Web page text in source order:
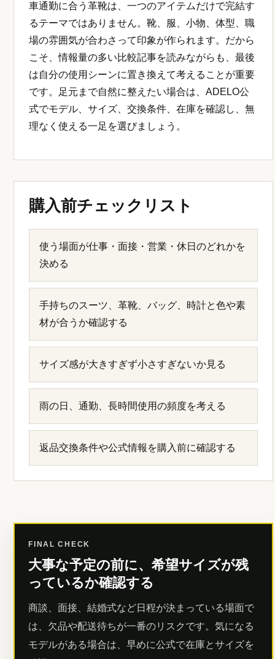
車通勤に合う革靴は、一つのアイテムだけで完結す
るテーマではありません。靴、服、小物、体型、職
場の雰囲気が合わさって印象が作られます。だから
こそ、情報量の多い比較記事を読みながらも、最後
は自分の使用シーンに置き換えて考えることが重要
です。足元まで自然に整えたい場合は、ADELO公
式でモデル、サイズ、交換条件、在庫を確認し、無
理なく使える一足を選びましょう。
購入前チェックリスト
使う場面が仕事・面接・営業・休日のどれかを
決める
手持ちのスーツ、革靴、バッグ、時計と色や素
材が合うか確認する
サイズ感が大きすぎず小さすぎないか見る
雨の日、通勤、長時間使用の頻度を考える
返品交換条件や公式情報を購入前に確認する
FINAL CHECK
大事な予定の前に、希望サイズが残
っているか確認する
商談、面接、結婚式など日程が決まっている場面で
は、欠品や配送待ちが一番のリスクです。気になる
モデルがある場合は、早めに公式で在庫とサイズを